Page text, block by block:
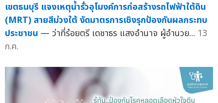
เขตธนบุรี แจงเหตุน้ำรั่วอุโมงค์การก่อสร้างรถไฟฟ้าใต้ดิน
(MRT) สายสีม่วงใต้ งัดมาตรการเชิงรุกป้องกันผลกระทบ
ประชาชน — ว่าที่ร้อยตรี เดชาธร แสงอำนาจ ผู้อำนวย... 13
ก.ค.